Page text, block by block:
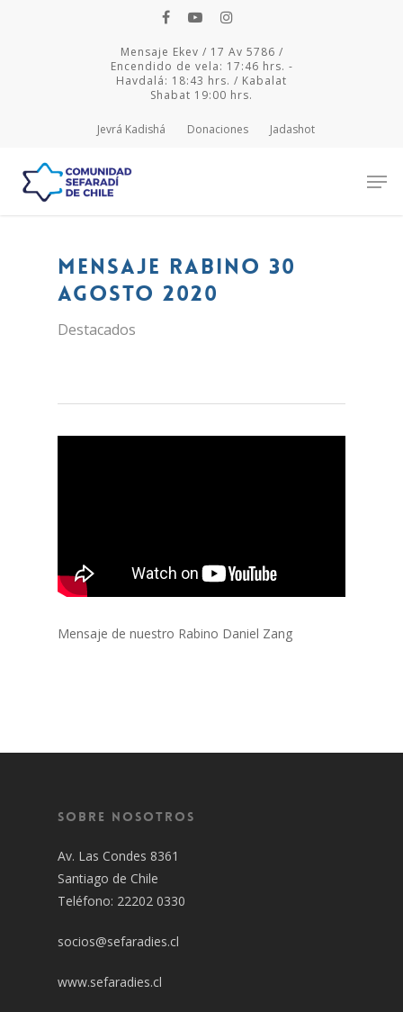
Mensaje Ekev / 17 Av 5786 /
Encendido de vela: 17:46 hrs. -
Havdalá: 18:43 hrs. / Kabalat
Shabat 19:00 hrs.
Jevrá Kadishá Donaciones Jadashot
Hit enter to search or ESC to close
Mensaje Rabino 30
agosto 2020
Destacados
Mensaje de nuestro Rabino Daniel Zang
Sobre Nosotros
Av. Las Condes 8361
Santiago de Chile
Teléfono: 22202 0330
socios@sefaradies.cl
www.sefaradies.cl